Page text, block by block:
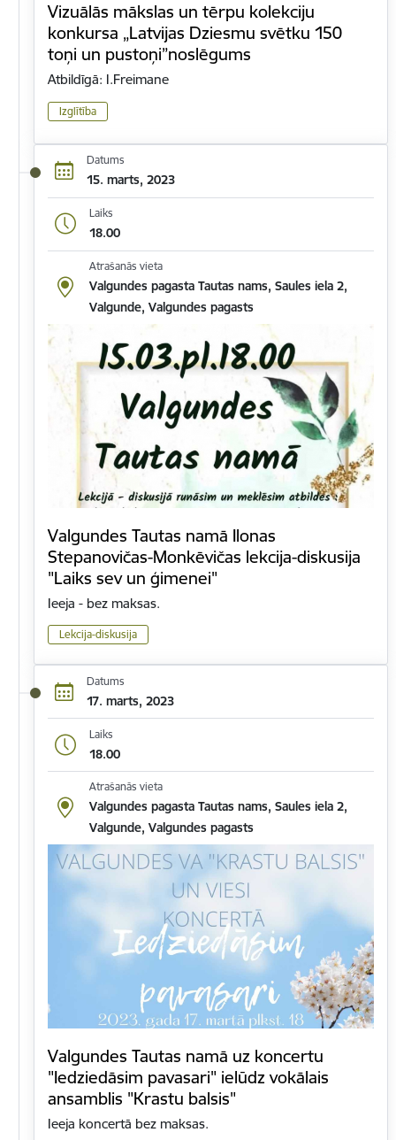
Vizuālās mākslas un tērpu kolekciju
konkursa „Latvijas Dziesmu svētku 150
toņi un pustoņi”noslēgums
Atbildīgā: I.Freimane
Izglītība
Datums
15. marts, 2023
Laiks
18.00
Atrašanās vieta
Valgundes pagasta Tautas nams, Saules iela 2,
Valgunde, Valgundes pagasts
Valgundes Tautas namā Ilonas
Stepanovičas-Monkēvičas lekcija-diskusija
"Laiks sev un ģimenei"
Ieeja - bez maksas.
Lekcija-diskusija
Datums
17. marts, 2023
Laiks
18.00
Atrašanās vieta
Valgundes pagasta Tautas nams, Saules iela 2,
Valgunde, Valgundes pagasts
Valgundes Tautas namā uz koncertu
"Iedziedāsim pavasari" ielūdz vokālais
ansamblis "Krastu balsis"
Ieeja koncertā bez maksas.